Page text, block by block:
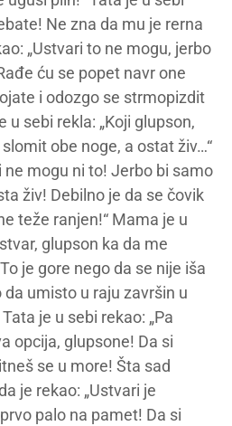
Ne zna da mu je rerna
„Ustvari to ne mogu, jerbo
ću se popet navr one
i odozgo se strmopizdit
u sebi rekla: „Koji glupson,
obe noge, a ostat živ…“
ne mogu ni to! Jerbo bi samo
živ! Debilno je da se čovik
teže ranjen!“ Mama je u
glupson ka da me
je gore nego da se nije iša
umisto u raju završin u
je u sebi rekao: „Pa
opcija, glupsone! Da si
se u more! Šta sad
je rekao: „Ustvari je
palo na pamet! Da si